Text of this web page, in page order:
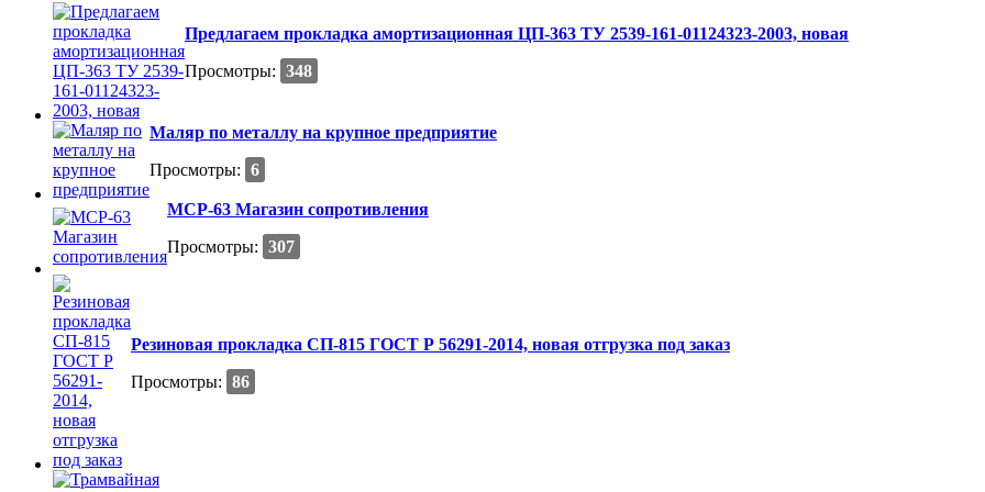
Предлагаем прокладка амортизационная ЦП-363 ТУ 2539-161-01124323-2003, новая
Просмотры: 348
Маляр по металлу на крупное предприятие
Просмотры: 6
МСР-63 Магазин сопротивления
Просмотры: 307
Резиновая прокладка СП-815 ГОСТ Р 56291-2014, новая отгрузка под заказ
Просмотры: 86